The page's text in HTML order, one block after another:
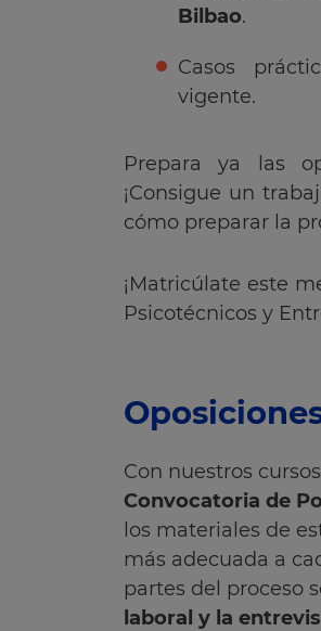
Bilbao.
Casos
vigente.
Prepara ya las
¡Consigue un
cómo preparar la
¡Matricúlate este
Psicotécnicos y
Con nuestros
Convocatoria de
los materiales de
más adecuada a
partes del proceso
laboral y la